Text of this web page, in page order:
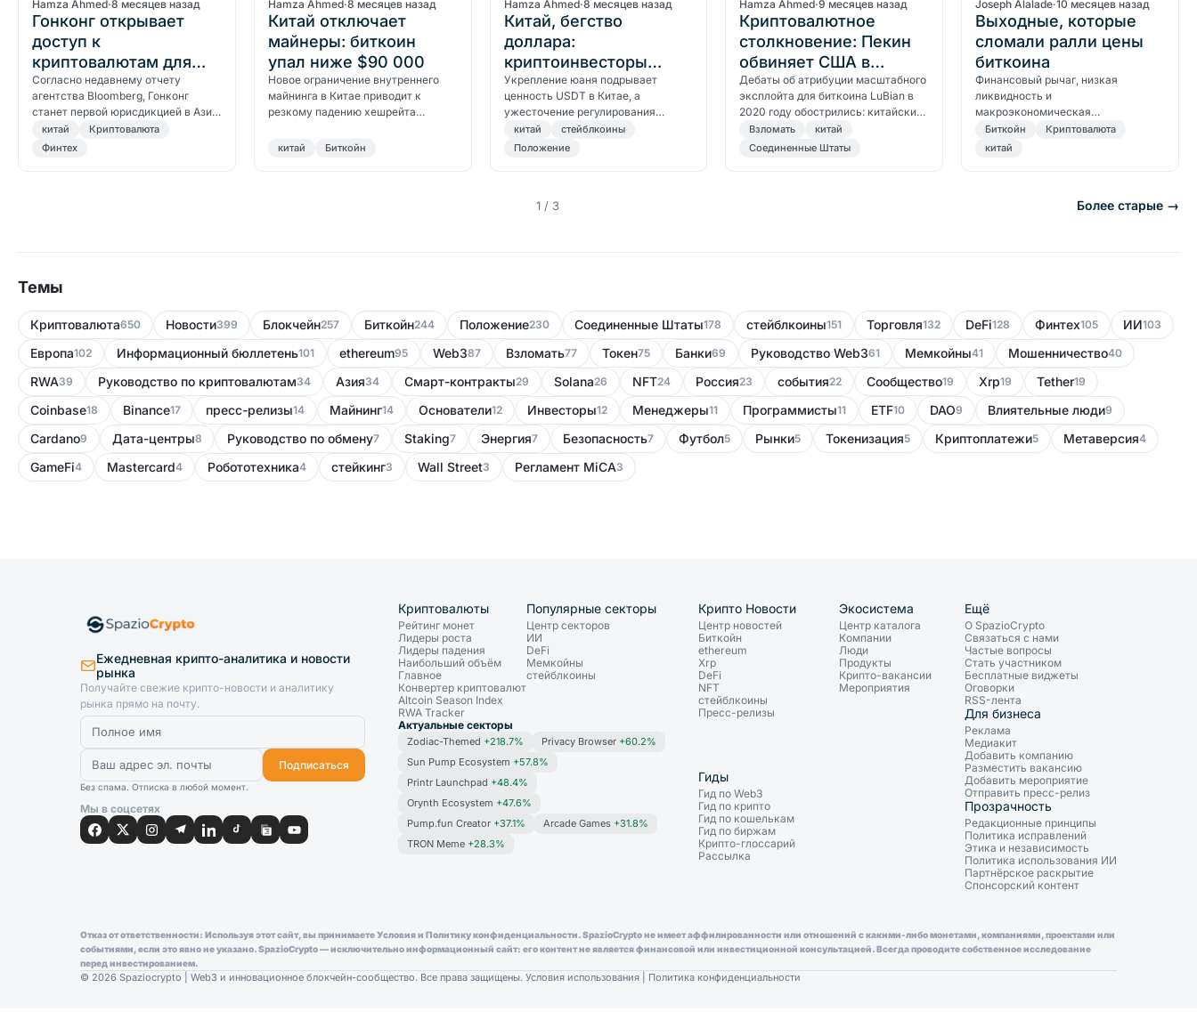
Hamza Ahmed·8 месяцев назад
Гонконг открывает
доступ к
криптовалютам для
страхования
Согласно недавнему отчету
агентства Bloomberg, Гонконг
станет первой юрисдикцией в Азии,
которая установит четкие правила,
позволяющие страховым
китай
Криптовалюта
Финтех
Hamza Ahmed·8 месяцев назад
Китай отключает
майнеры: биткоин
упал ниже $90 000
Новое ограничение внутреннего
майнинга в Китае приводит к
резкому падению хешрейта
медвежье давление на цены.
китай Биткойн
Hamza Ahmed·8 месяцев назад
Китай, бегство
доллара:
криптоинвесторы
отказываются от USDT
в пользу реальных
активов
Укрепление юаня подрывает
ценность USDT в Китае, а
ужесточение регулирования
превращает стейблкоины в
рискованные активы.
китай
стейблкоины
Положение
Hamza Ahmed·9 месяцев назад
Криптовалютное
столкновение: Пекин
обвиняет США в
эксплойте биткоина
LuBian на 127 000 BTC
Дебаты об атрибуции масштабного
эксплойта для биткоина LuBian в
2020 году обострились: китайский
Национальный центр реагирования
на компьютерные вирусы (CVERC)
Bзломать
китай
Соединенные Штаты
Joseph Alalade·10 месяцев назад
Выходные, которые
сломали ралли цены
биткоина
Финансовый рычаг, низкая
ликвидность и
макроэкономическая
напряженность столкнулись,
стерев $16 700 с цены биткоина
Биткойн
Криптовалюта
китай
1 / 3 Более старые →
Темы
Криптовалюта650 Новости399 Блокчейн257 Биткойн244 Положение230 Соединенные Штаты178 стейблкоины151 Торговля132 DeFi128 Финтех105 ИИ103
Европа102 Информационный бюллетень101 ethereum95 Web387 Bзломать77 Токен75 Банки69 Руководство Web361 Мемкойны41 Мошенничество40
RWA39 Руководство по криптовалютам34 Азия34 Смарт-контракты29 Solana26 NFT24 Россия23 события22 Сообщество19 Xrp19 Tether19
Coinbase18 Binance17 пресс-релизы14 Майнинг14 Основатели12 Инвесторы12 Менеджеры11 Программисты11 ETF10 DAO9 Влиятельные люди9
Cardano9 Дата-центры8 Руководство по обмену7 Staking7 Энергия7 Безопасность7 Футбол5 Рынки5 Токенизация5 Криптоплатежи5 Метаверсия4
GameFi4 Mastercard4 Робототехника4 стейкинг3 Wall Street3 Регламент MiCA3
Ежедневная крипто-аналитика и новости
рынка
Получайте свежие крипто-новости и аналитику
рынка прямо на почту.
Подписаться
Без спама. Отписка в любой момент.
Мы в соцсетях
Криптовалюты
Рейтинг монет
Лидеры роста
Лидеры падения
Наибольший объём
Главное
Конвертер криптовалют
Altcoin Season Index
RWA Tracker
Популярные секторы
Центр секторов
ИИ
DeFi
Мемкойны
стейблкоины
Актуальные секторы
Zodiac-Themed +218.7% Privacy Browser +60.2%
Sun Pump Ecosystem +57.8%
Printr Launchpad +48.4%
Orynth Ecosystem +47.6%
Pump.fun Creator +37.1% Arcade Games +31.8%
TRON Meme +28.3%
Крипто Новости
Центр новостей
Биткойн
ethereum
Xrp
DeFi
NFT
стейблкоины
Пресс-релизы
Экосистема
Центр каталога
Компании
Люди
Продукты
Крипто-вакансии
Мероприятия
Гиды
Гид по Web3
Гид по крипто
Гид по кошелькам
Гид по биржам
Крипто-глоссарий
Рассылка
Ещё
О SpazioCrypto
Связаться с нами
Частые вопросы
Стать участником
Бесплатные виджеты
Оговорки
RSS-лента
Для бизнеса
Реклама
Медиакит
Добавить компанию
Разместить вакансию
Добавить мероприятие
Отправить пресс-релиз
Прозрачность
Редакционные принципы
Политика исправлений
Этика и независимость
Политика использования ИИ
Партнёрское раскрытие
Спонсорский контент
Отказ от ответственности: Используя этот сайт, вы принимаете Условия и Политику конфиденциальности. SpazioCrypto не имеет аффилированности или отношений с какими-либо монетами, компаниями, проектами или
событиями, если это явно не указано. SpazioCrypto — исключительно информационный сайт: его контент не является финансовой или инвестиционной консультацией. Всегда проводите собственное исследование
перед инвестированием.
© 2026 Spaziocrypto | Web3 и инновационное блокчейн-сообщество. Все права защищены. Условия использования Политика конфиденциальности